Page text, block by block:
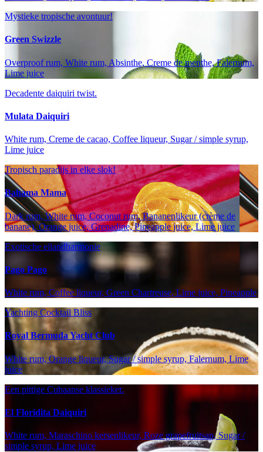
Mystieke tropische avontuur!
Green Swizzle
Overproof rum, White rum, Absinthe, Creme de menthe, Falernum,
Lime juice
Decadente daiquiri twist.
Mulata Daiquiri
White rum, Creme de cacao, Coffee liqueur, Sugar / simple syrup,
Lime juice
Tropisch paradijs in elke slok!
Bahama Mama
Dark rum, White rum, Coconut rum, Bananenlikeur (crème de
banane), Orange juice, Grenadine, Pineapple juice, Lime juice
Exotische eilandharmonie
Pago Pago
White rum, Coffee liqueur, Green Chartreuse, Lime juice, Pineapple
Yachting Cocktail Bliss
Royal Bermuda Yacht Club
White rum, Orange liqueur, Sugar / simple syrup, Falernum, Lime
juice
Een pittige Cubaanse klassieker.
El Floridita Daiquiri
White rum, Maraschino kersenlikeur, Roze grapefruitsap, Sugar /
simple syrup, Lime juice